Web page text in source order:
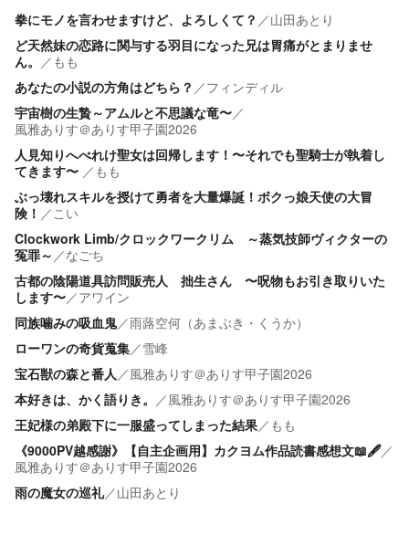
拳にモノを言わせますけど、よろしくて？ ／山田あとり
ど天然妹の恋路に関与する羽目になった兄は胃痛がとまりませ
ん。 ／ もも
あなたの小説の方角はどちら？ ／フィンディル
宇宙樹の生贄～アムルと不思議な竜〜／
風雅ありす＠ありす甲子園2026
人見知りへべれけ聖女は回帰します！〜それでも聖騎士が執着し
てきます〜 ／ もも
ぶっ壊れスキルを授けて勇者を大量爆誕！ボクっ娘天使の大冒
険！ ／ こい
Clockwork Limb/クロックワークリム ～蒸気技師ヴィクターの
冤罪～ ／なごち
古都の陰陽道具訪問販売人 拙生さん 〜呪物もお引き取りいた
します〜／アワイン
同族噛みの吸血鬼／雨蕗空何（あまぶき・くうか）
ローワンの奇貨蒐集／雪峰
宝石獣の森と番人／風雅ありす＠ありす甲子園2026
本好きは、かく語りき。 ／風雅ありす＠ありす甲子園2026
王妃様の弟殿下に一服盛ってしまった結果／ もも
《9000PV越感謝》【自主企画用】カクヨム作品読書感想文📖🖋／
風雅ありす＠ありす甲子園2026
雨の魔女の巡礼／山田あとり